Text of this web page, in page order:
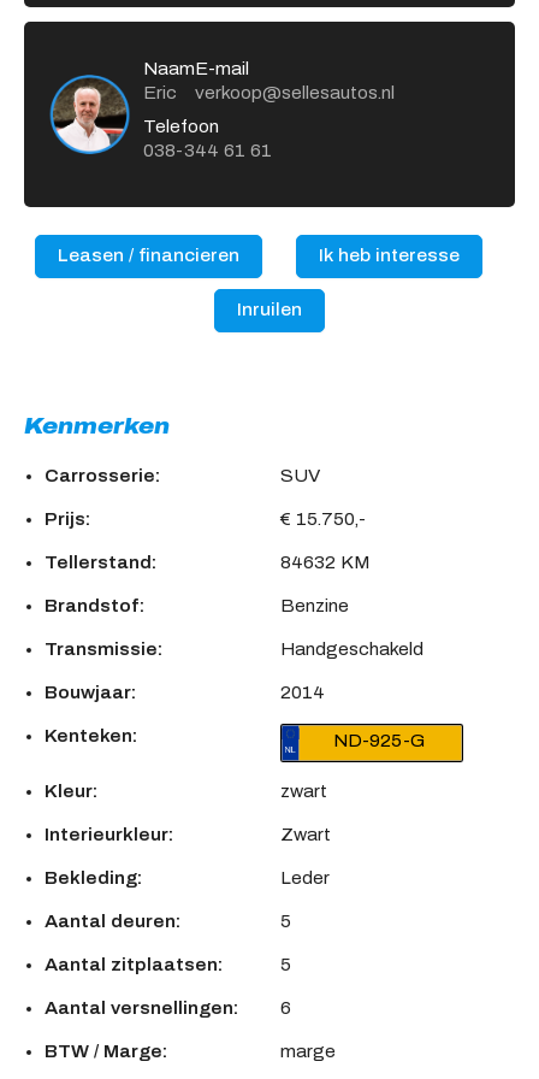
Naam
Eric
E-mail
verkoop@sellesautos.nl
Telefoon
038-344 61 61
Leasen / financieren Ik heb interesse
Inruilen
Kenmerken
Carrosserie: SUV
Prijs: € 15.750,-
Tellerstand: 84632 KM
Brandstof: Benzine
Transmissie: Handgeschakeld
Bouwjaar: 2014
Kenteken: ND-925-G
Kleur: zwart
Interieurkleur: Zwart
Bekleding: Leder
Aantal deuren: 5
Aantal zitplaatsen: 5
Aantal versnellingen: 6
BTW / Marge: marge